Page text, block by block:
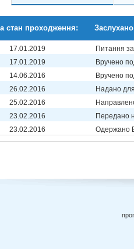
стан проходження:
17.01.2019
Питання
17.01.2019
Вручено
14.06.2016
Вручено
26.02.2016
Надано
25.02.2016
23.02.2016
Передано
23.02.2016
Одержано